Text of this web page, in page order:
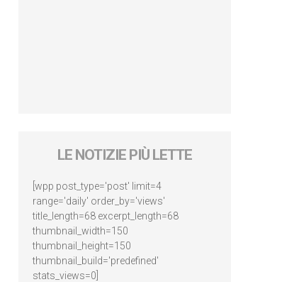
LE NOTIZIE PIÙ LETTE
[wpp post_type='post' limit=4
range='daily' order_by='views'
title_length=68 excerpt_length=68
thumbnail_width=150
thumbnail_height=150
thumbnail_build='predefined'
stats_views=0]